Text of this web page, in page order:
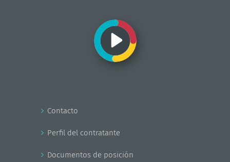
Contacto
Perfil del contratante
Documentos de posición